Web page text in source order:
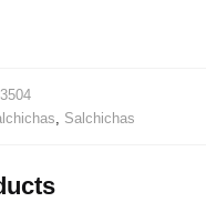
, Salchichas